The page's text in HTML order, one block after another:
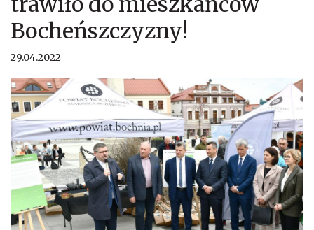
Bocheńszczyzny!
29.04.2022